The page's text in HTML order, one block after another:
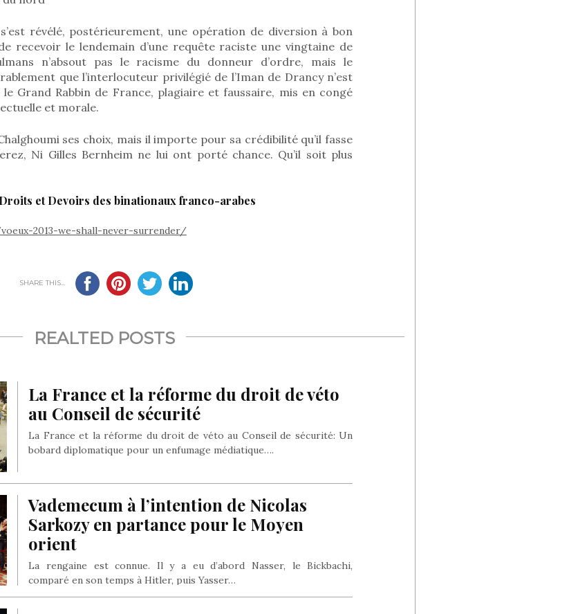
révélé, postérieurement, une opération de diversion à bon
recevoir le lendemain d’une requête raciste une vingtaine de
n’absout pas le racisme du donneur d’ordre, mais le
que l’interlocuteur privilégié de l’Iman de Drancy n’est
Grand Rabbin de France, plagiaire et faussaire, mis en congé
et morale.
ses choix, mais il importe pour sa crédibilité qu’il fasse
Ni Gilles Bernheim ne lui ont porté chance. Qu’il soit plus
et Devoirs des binationaux franco-arabes
2013-we-shall-never-surrender/
SHARE THIS...
REALTED POSTS
La France et la réforme du droit de véto
au Conseil de sécurité
La France et la réforme du droit de véto au Conseil de sécurité: Un
bobard diplomatique pour un enfumage médiatique….
Vademecum à l’intention de Nicolas
Sarkozy en partance pour le Moyen
orient
La rengaine est connue. Il y a eu d’abord Nasser, le Bickbachi,
comparé en son temps à Hitler, puis Yasser…